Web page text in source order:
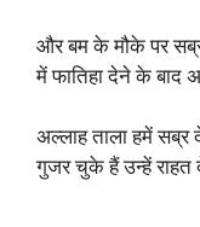
और बम के मौके पर
में फातिहा देने के
अल्लाह ताला हमें सब्र
गुजर चुके हैं उन्हें राहत